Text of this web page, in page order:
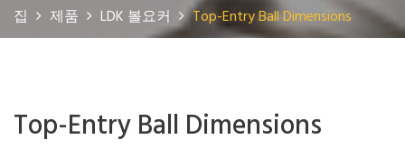
집 제품 LDK 볼요커 Top-Entry Ball Dimensions
Top-Entry Ball Dimensions